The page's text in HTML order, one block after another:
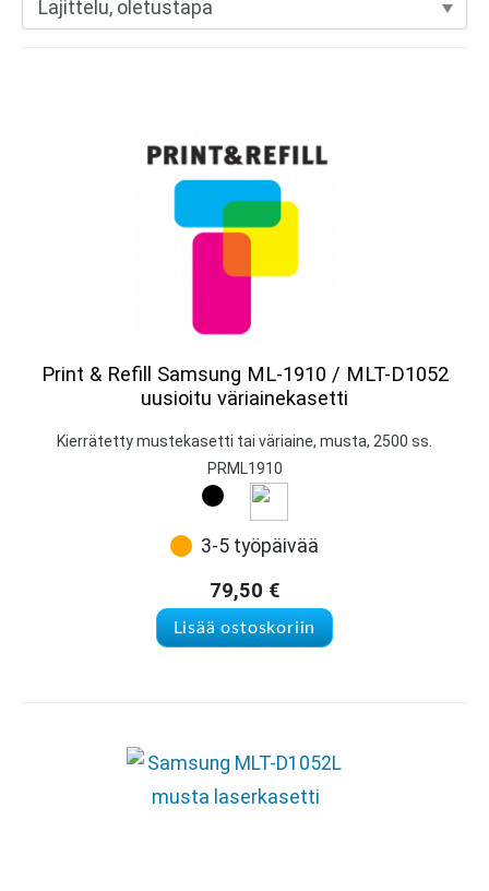
Print & Refill Samsung ML-1910 / MLT-D1052
uusioitu väriainekasetti
Kierrätetty mustekasetti tai väriaine, musta, 2500 ss.
PRML1910
3-5 työpäivää
79,50 €
Lisää ostoskoriin